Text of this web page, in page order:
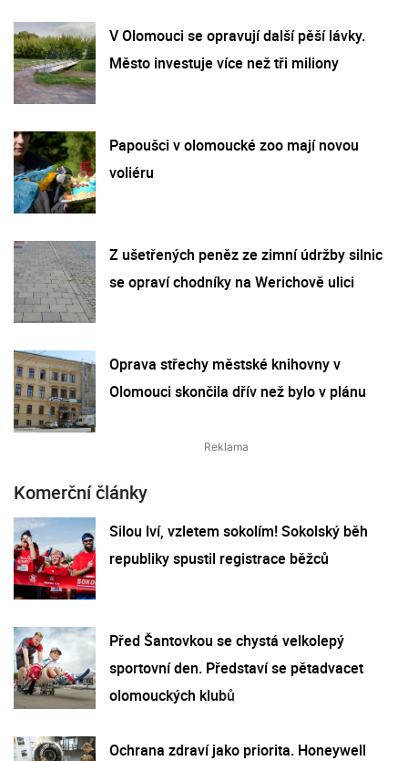
V Olomouci se opravují další pěší lávky.
Město investuje více než tři miliony
Papoušci v olomoucké zoo mají novou
voliéru
Z ušetřených peněz ze zimní údržby silnic
se opraví chodníky na Werichově ulici
Oprava střechy městské knihovny v
Olomouci skončila dřív než bylo v plánu
Komerční články
Silou lví, vzletem sokolím! Sokolský běh
republiky spustil registrace běžců
Před Šantovkou se chystá velkolepý
sportovní den. Představí se pětadvacet
olomouckých klubů
Ochrana zdraví jako priorita. Honeywell